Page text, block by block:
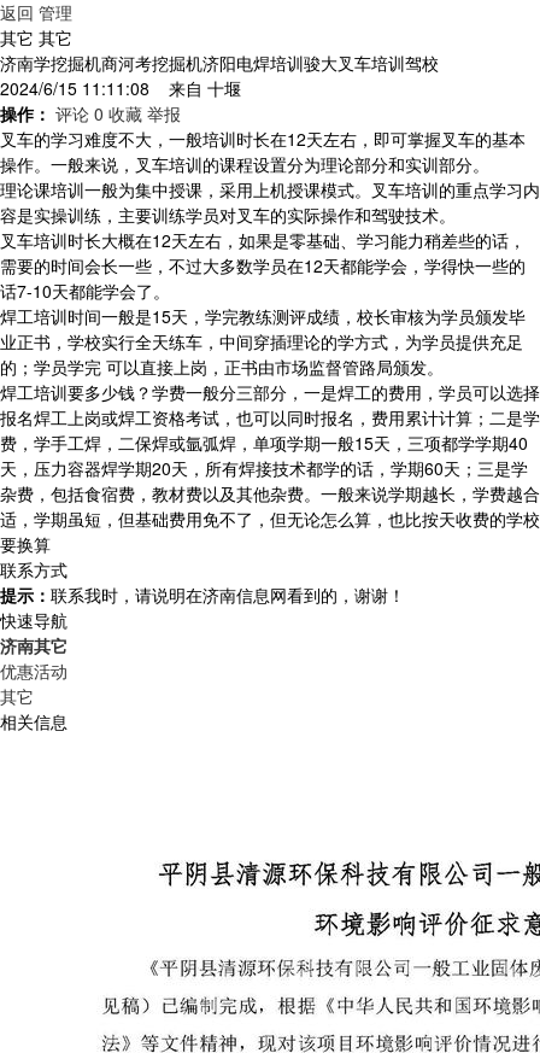
返回 管理
其它 其它
济南学挖掘机商河考挖掘机济阳电焊培训骏大叉车培训驾校
2024/6/15 11:11:08 来自 十堰
操作： 评论 0 收藏 举报
叉车的学习难度不大，一般培训时长在12天左右，即可掌握叉车的基本
操作。一般来说，叉车培训的课程设置分为理论部分和实训部分。
理论课培训一般为集中授课，采用上机授课模式。叉车培训的重点学习内
容是实操训练，主要训练学员对叉车的实际操作和驾驶技术。
叉车培训时长大概在12天左右，如果是零基础、学习能力稍差些的话，
需要的时间会长一些，不过大多数学员在12天都能学会，学得快一些的
话7-10天都能学会了。
焊工培训时间一般是15天，学完教练测评成绩，校长审核为学员颁发毕
业正书，学校实行全天练车，中间穿插理论的学方式，为学员提供充足
的；学员学完 可以直接上岗，正书由市场监督管路局颁发。
焊工培训要多少钱？学费一般分三部分，一是焊工的费用，学员可以选择
报名焊工上岗或焊工资格考试，也可以同时报名，费用累计计算；二是学
费，学手工焊，二保焊或氩弧焊，单项学期一般15天，三项都学学期40
天，压力容器焊学期20天，所有焊接技术都学的话，学期60天；三是学
杂费，包括食宿费，教材费以及其他杂费。一般来说学期越长，学费越合
适，学期虽短，但基础费用免不了，但无论怎么算，也比按天收费的学校
要换算
联系方式
提示： 联系我时，请说明在济南信息网看到的，谢谢！
快速导航
济南其它
优惠活动
其它
相关信息